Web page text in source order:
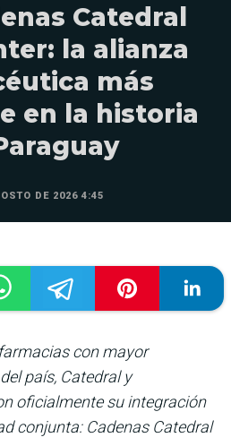
Catedral
la alianza
más
en la historia
DE 2026 4:45
con mayor
país, Catedral y
oficialmente su integración
conjunta: Cadenas Catedral